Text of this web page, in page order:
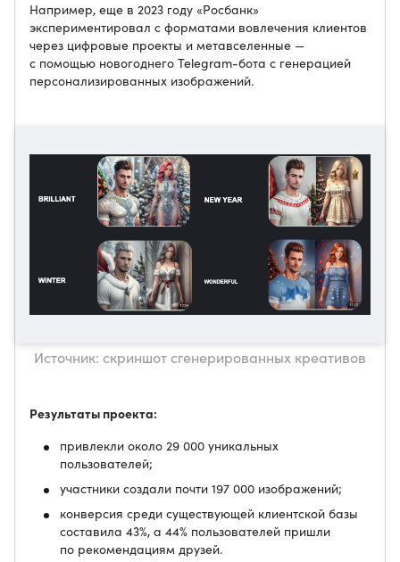
Например, еще в 2023 году «Росбанк»
экспериментировал с форматами вовлечения клиентов
через цифровые проекты и метавселенные —
с помощью новогоднего Telegram-бота с генерацией
персонализированных изображений.
Источник: скриншот сгенерированных креативов
Результаты проекта:
привлекли около 29 000 уникальных
пользователей;
участники создали почти 197 000 изображений;
конверсия среди существующей клиентской базы
составила 43%, а 44% пользователей пришли
по рекомендациям друзей.